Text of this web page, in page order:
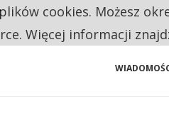
W EUROPEJSKI PRZEMYSŁ. NA
cookies. Możesz
Więcej informacji